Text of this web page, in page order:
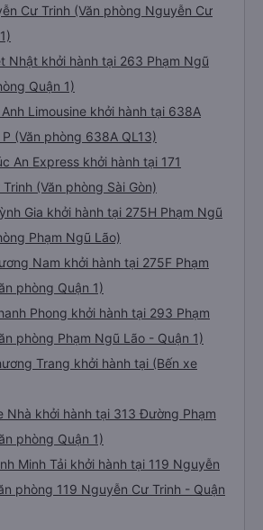
Cư Trinh (Văn phòng Nguyễn Cư
Nhật khởi hành tại 263 Phạm Ngũ
Quận 1)
Limousine khởi hành tại 638A
(Văn phòng 638A QL13)
An Express khởi hành tại 171
(Văn phòng Sài Gòn)
Gia khởi hành tại 275H Phạm Ngũ
Phạm Ngũ Lão)
Nam khởi hành tại 275F Phạm
phòng Quận 1)
Phong khởi hành tại 293 Phạm
phòng Phạm Ngũ Lão - Quận 1)
Trang khởi hành tại (Bến xe
Nhà khởi hành tại 313 Đường Phạm
phòng Quận 1)
Minh Tải khởi hành tại 119 Nguyễn
phòng 119 Nguyễn Cư Trinh - Quận